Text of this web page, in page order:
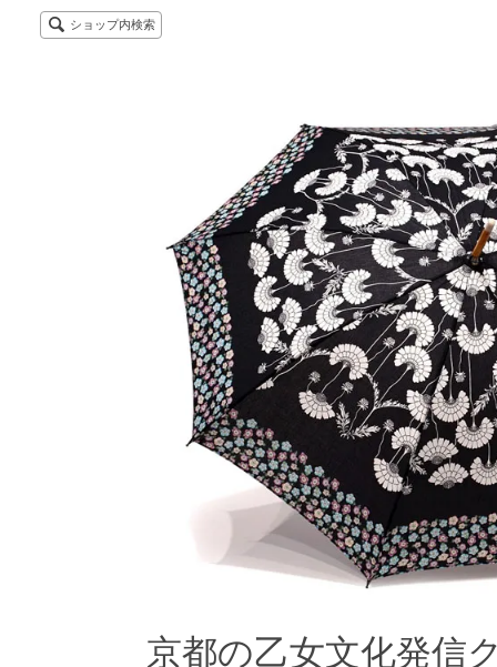
ショップ内検索
京都の乙女文化発信